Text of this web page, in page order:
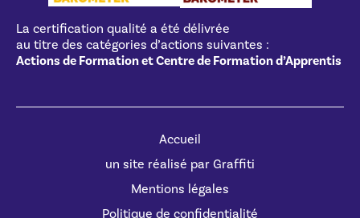
La certification qualité a été délivrée
au titre des catégories d’actions suivantes :
Actions de Formation et Centre de Formation d’Apprentis
Accueil
un site réalisé par Graffiti
Mentions légales
Politique de confidentialité